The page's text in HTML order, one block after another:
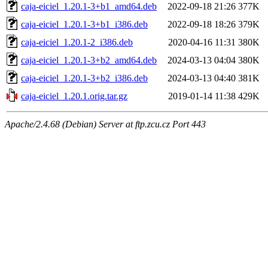
caja-eiciel_1.20.1-3+b1_amd64.deb
2022-09-18 21:26 377K
caja-eiciel_1.20.1-3+b1_i386.deb
2022-09-18 18:26 379K
caja-eiciel_1.20.1-2_i386.deb
2020-04-16 11:31 380K
caja-eiciel_1.20.1-3+b2_amd64.deb
2024-03-13 04:04 380K
caja-eiciel_1.20.1-3+b2_i386.deb
2024-03-13 04:40 381K
caja-eiciel_1.20.1.orig.tar.gz
2019-01-14 11:38 429K
Apache/2.4.68 (Debian) Server at ftp.zcu.cz Port 443